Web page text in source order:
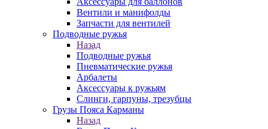
Вентили и манифолды
Запчасти для вентилей
Подводные ружья
Назад
Подводные ружья
Пневматические ружья
Арбалеты
Аксессуары к ружьям
Слинги, гарпуны, трезубцы
Грузы Пояса Карманы
Назад